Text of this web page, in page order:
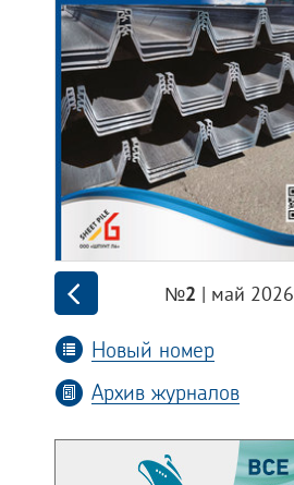
№2 | май 2026
Новый номер
Архив журналов